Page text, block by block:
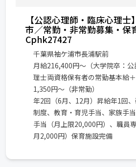
【公認心理師・臨床心理
市／常勤・非常勤募集・保
Cphk27427
千葉県袖ケ浦市長浦駅前
月給216,400円〜（大学院卒：
理士両資格保有者の常勤基本給
1,350円〜（非常勤）
年2回（6月、12月）昇給年1回
制度、教育・育児手当、家族手
手当（月上限20,000円）、職員
月2,000円）保育施設完備